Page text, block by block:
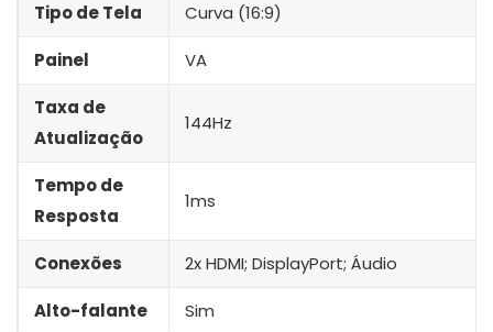
Tipo de Tela Curva (16:9)
Painel VA
Taxa de
Atualização
144Hz
Tempo de
Resposta
1ms
Conexões 2x HDMI; DisplayPort; Áudio
Alto-falante Sim